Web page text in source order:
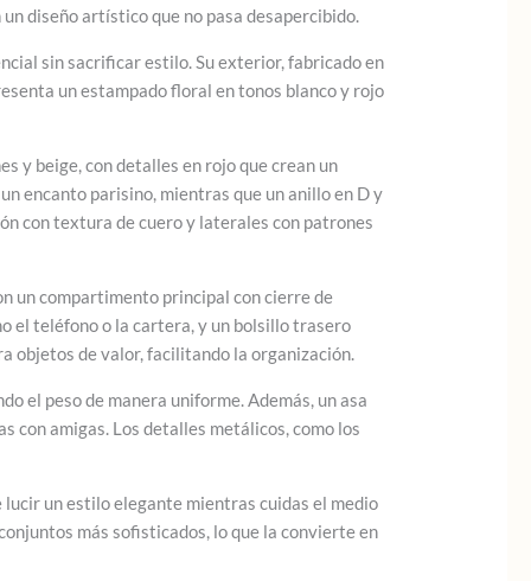
diseño artístico que no pasa desapercibido.
sin sacrificar estilo. Su exterior, fabricado en
un estampado floral en tonos blanco y rojo
y beige, con detalles en rojo que crean un
encanto parisino, mientras que un anillo en D y
con textura de cuero y laterales con patrones
un compartimento principal con cierre de
el teléfono o la cartera, y un bolsillo trasero
objetos de valor, facilitando la organización.
el peso de manera uniforme. Además, un asa
con amigas. Los detalles metálicos, como los
un estilo elegante mientras cuidas el medio
más sofisticados, lo que la convierte en